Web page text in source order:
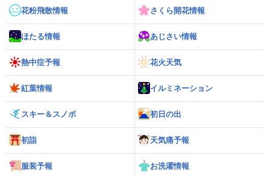
花粉飛散情報 さくら開花情報
ほたる情報 あじさい情報
熱中症予報 花火天気
紅葉情報 イルミネーション
スキー＆スノボ 初日の出
初詣 天気痛予報
服装予報 お洗濯情報